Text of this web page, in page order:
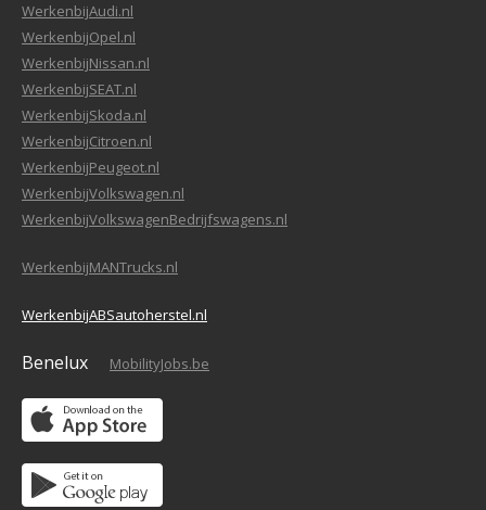
WerkenbijAudi.nl
WerkenbijOpel.nl
WerkenbijNissan.nl
WerkenbijSEAT.nl
WerkenbijSkoda.nl
WerkenbijCitroen.nl
WerkenbijPeugeot.nl
WerkenbijVolkswagen.nl
WerkenbijVolkswagenBedrijfswagens.nl
WerkenbijMANTrucks.nl
WerkenbijABSautoherstel.nl
Benelux MobilityJobs.be